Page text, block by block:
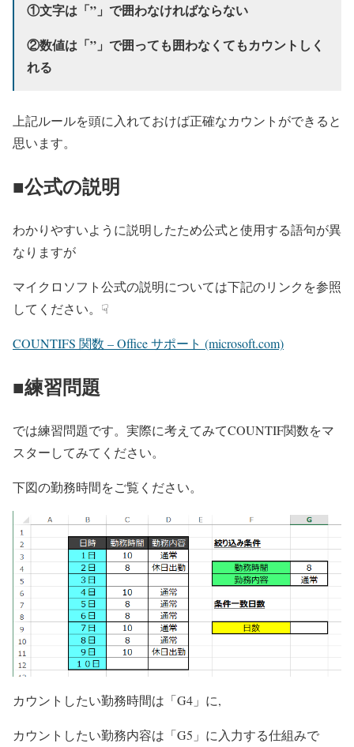
①文字は「”」で囲わなければならない
②数値は「”」で囲っても囲わなくてもカウントしく
れる
上記ルールを頭に入れておけば正確なカウントができると
思います。
■公式の説明
わかりやすいように説明したため公式と使用する語句が異
なりますが
マイクロソフト公式の説明については下記のリンクを参照
してください。☟
COUNTIFS 関数 – Office サポート (microsoft.com)
■練習問題
では練習問題です。実際に考えてみてCOUNTIF関数をマ
スターしてみてください。
下図の勤務時間をご覧ください。
カウントしたい勤務時間は「G4」に,
カウントしたい勤務内容は「G5」に入力する仕組みで